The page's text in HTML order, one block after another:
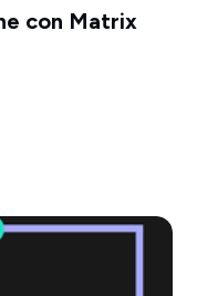
con Matrix